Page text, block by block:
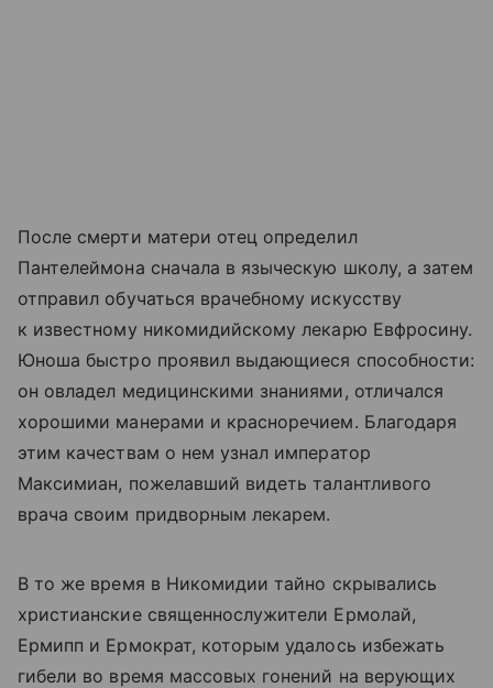
После смерти матери отец определил
Пантелеймона сначала в языческую школу, а затем
отправил обучаться врачебному искусству
к известному никомидийскому лекарю Евфросину.
Юноша быстро проявил выдающиеся способности:
он овладел медицинскими знаниями, отличался
хорошими манерами и красноречием. Благодаря
этим качествам о нем узнал император
Максимиан, пожелавший видеть талантливого
врача своим придворным лекарем.
В то же время в Никомидии тайно скрывались
христианские священнослужители Ермолай,
Ермипп и Ермократ, которым удалось избежать
гибели во время массовых гонений на верующих